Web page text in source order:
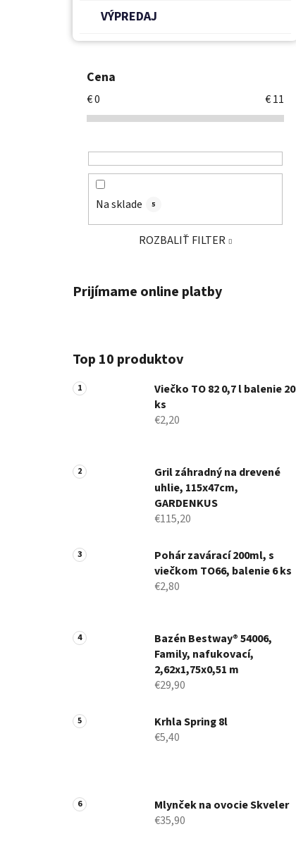
VÝPREDAJ
Cena
€0 €11
Na sklade 5
ROZBALIŤ FILTER
Prijímame online platby
Top 10 produktov
Viečko TO 82 0,7 l balenie 20
ks
€2,20
Gril záhradný na drevené
uhlie, 115x47cm,
GARDENKUS
€115,20
Pohár zavárací 200ml, s
viečkom TO66, balenie 6 ks
€2,80
Bazén Bestway® 54006,
Family, nafukovací,
2,62x1,75x0,51 m
€29,90
Krhla Spring 8l
€5,40
Mlynček na ovocie Skveler
€35,90